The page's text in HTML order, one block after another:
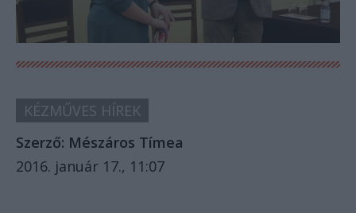
KÉZMŰVES HÍREK
Szerző: Mészáros Tímea
2016. január 17., 11:07